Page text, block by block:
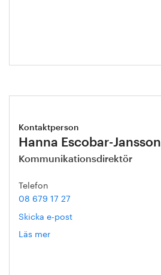
Kontaktperson
Hanna Escobar-Jansson
Kommunikationsdirektör
Telefon
08 679 17 27
Skicka e-post
Läs mer